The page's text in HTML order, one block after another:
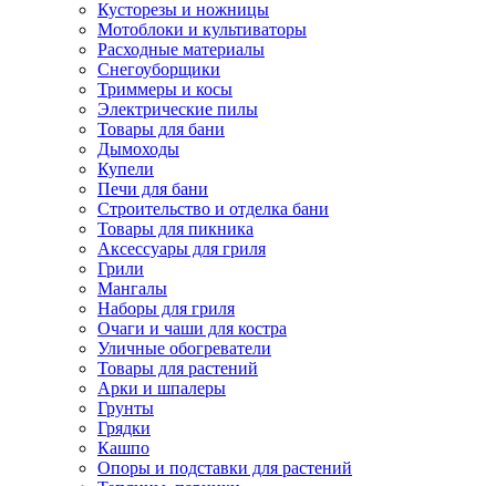
Кусторезы и ножницы
Мотоблоки и культиваторы
Расходные материалы
Снегоуборщики
Триммеры и косы
Электрические пилы
Товары для бани
Дымоходы
Купели
Печи для бани
Строительство и отделка бани
Товары для пикника
Аксессуары для гриля
Грили
Мангалы
Наборы для гриля
Очаги и чаши для костра
Уличные обогреватели
Товары для растений
Арки и шпалеры
Грунты
Грядки
Кашпо
Опоры и подставки для растений